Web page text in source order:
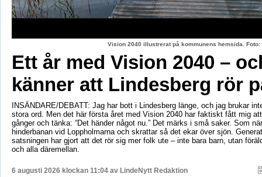
Vision 2040 illustrerat på kommunens hemsida.
Ett år med Vision 2040 –
känner att Lindesberg rör
INSÄNDARE/DEBATT: Jag har bott i Lindesberg länge, och jag brukar
stora ord. Men det här första året med Vision 2040 har faktiskt fått mig
gånger och tänka: “Det händer något nu.” Det märks i små saker. Som
hinderbanan vid Loppholmarna och skrattar så det ekar över sjön.
satsningen har gjort att det rör sig mer folk ute – inte bara barn, utan
och alla däremellan.
6 augusti 2026 klockan 11:04 av LindeNytt Redaktion